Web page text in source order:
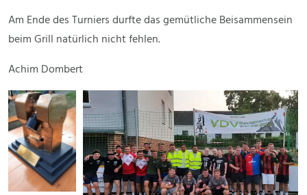
Am Ende des Turniers durfte das gemütliche Beisammensein
beim Grill natürlich nicht fehlen.
Achim Dombert